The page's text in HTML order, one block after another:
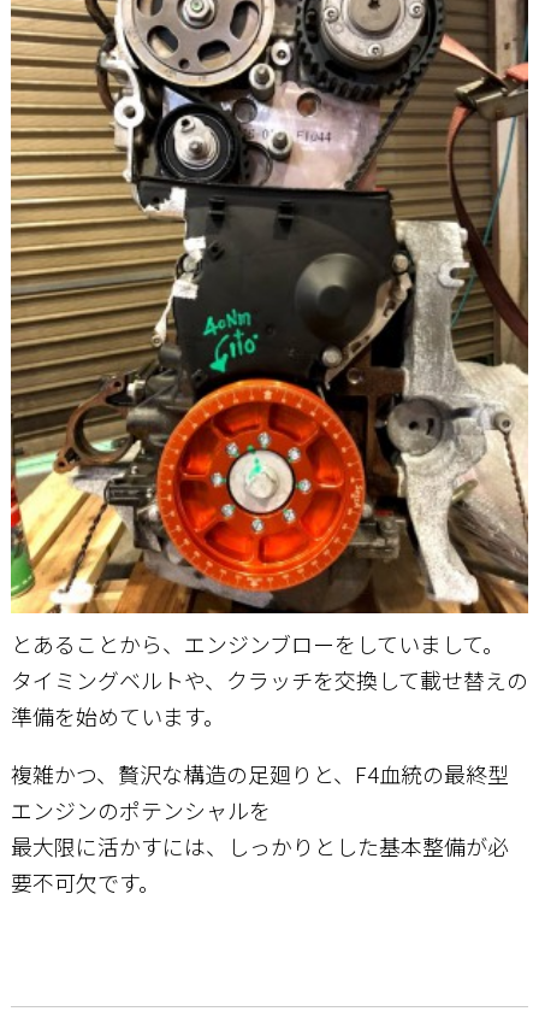
とあることから、エンジンブローをしていまして。
タイミングベルトや、クラッチを交換して載せ替えの
準備を始めています。
複雑かつ、贅沢な構造の足廻りと、F4血統の最終型
エンジンのポテンシャルを
最大限に活かすには、しっかりとした基本整備が必
要不可欠です。